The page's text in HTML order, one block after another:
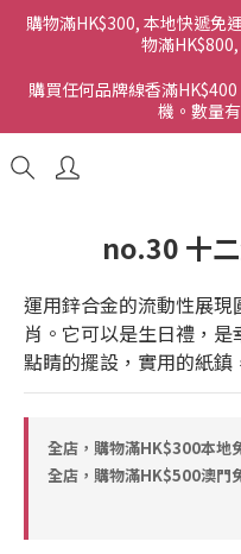
購物滿HK$300, 本地快遞免
物滿
購買任何品牌線香滿
機。數量
no.30 十二
運用鋅合金的流動性展
肖。它可以是生日禮，
點睛的擺設，實用的紙
全店，購物滿HK$300本地
全店，購物滿HK$500澳門